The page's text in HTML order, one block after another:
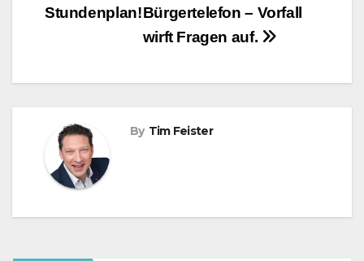
Bürgertelefon – Vorfall
wirft Fragen auf.
Stundenplan!
By Tim Feister